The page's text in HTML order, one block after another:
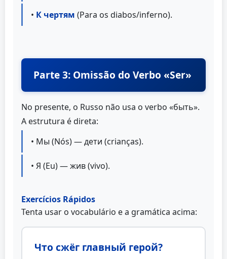
• К чертям (Para os diabos/inferno).
Parte 3: Omissão do Verbo «Ser»
No presente, o Russo não usa o verbo «быть».
A estrutura é direta:
• Мы (Nós) — дети (crianças).
• Я (Eu) — жив (vivo).
Exercícios Rápidos
Tenta usar o vocabulário e a gramática acima:
Что сжёг главный герой?